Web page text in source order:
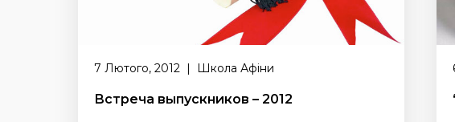
7 Лютого, 2012 | Школа Афіни
Встреча выпускников – 2012